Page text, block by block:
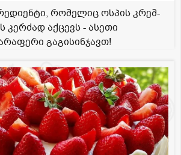
რომელიც ოსპის კრემ-
კერძად აქცევს - ასეთი
გაგისინჯავთ!